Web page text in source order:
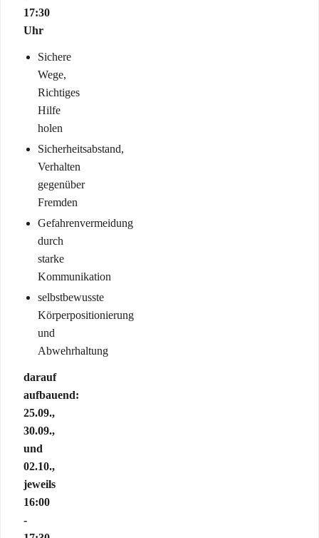
17:30
Uhr
Sichere
Wege,
Richtiges
Hilfe
holen
Sicherheitsabstand,
Verhalten
gegenüber
Fremden
Gefahrenvermeidung
durch
starke
Kommunikation
selbstbewusste
Körperpositionierung
und
Abwehrhaltung
darauf
aufbauend:
25.09.,
30.09.,
und
02.10.,
jeweils
16:00
-